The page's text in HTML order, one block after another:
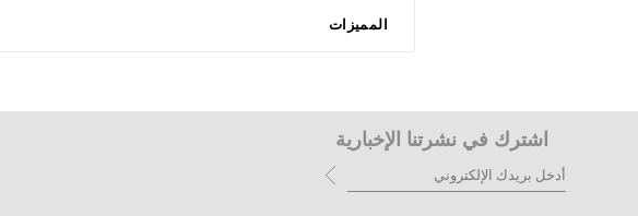
المميزات
اشترك في نشرتنا الإخبارية